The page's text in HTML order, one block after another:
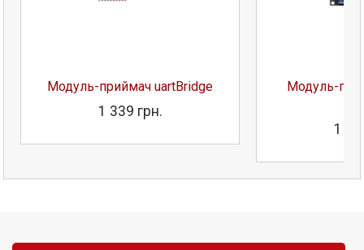
Модуль-приймач uartBridge
1 339 грн.
Модуль-
1